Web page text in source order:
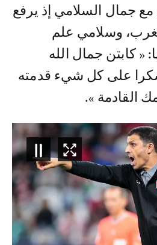
جمال السلامي إذ يرفع
وسلامي علم
« كابتن جمال الله
على كل شيء قدمته
القادمة ».